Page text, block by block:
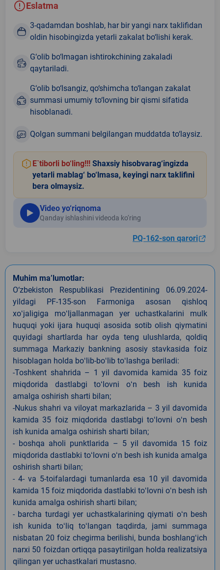
Eslatma
3-qadamdan boshlab, har bir yangi narx taklifidan
oldin hisobingizda yetarli zakalat bo‘lishi kerak.
G‘olib bo‘lmagan ishtirokchining zakaladi
qaytariladi.
G‘olib bo‘lsangiz, qo‘shimcha to‘langan zakalat
summasi umumiy to‘lovning bir qismi sifatida
hisoblanadi.
Qolgan summani belgilangan muddatda to‘laysiz.
E`tiborli bo‘ling!!! Shaxsiy hisobvarag‘ingizda
yetarli mablag‘ bo‘lmasa, keyingi narx taklifini
bera olmaysiz.
Video yo‘riqnoma
Qanday ishlashini videoda ko‘ring
PQ-162-son qarori
Muhim ma’lumotlar:
O‘zbekiston Respublikasi Prezidentining 06.09.2024-
yildagi PF-135-son Farmoniga asosan qishloq
xoʻjaligiga moʻljallanmagan yer uchastkalarini mulk
huquqi yoki ijara huquqi asosida sotib olish qiymatini
quyidagi shartlarda har oyda teng ulushlarda, qoldiq
summaga Markaziy bankning asosiy stavkasida foiz
hisoblagan holda boʻlib-boʻlib toʻlashga beriladi:
-Toshkent shahrida – 1 yil davomida kamida 35 foiz
miqdorida dastlabgi toʻlovni oʻn besh ish kunida
amalga oshirish sharti bilan;
-Nukus shahri va viloyat markazlarida – 3 yil davomida
kamida 35 foiz miqdorida dastlabgi toʻlovni oʻn besh
ish kunida amalga oshirish sharti bilan;
- boshqa aholi punktlarida – 5 yil davomida 15 foiz
miqdorida dastlabki toʻlovni oʻn besh ish kunida amalga
oshirish sharti bilan;
- 4- va 5-toifalardagi tumanlarda esa 10 yil davomida
kamida 15 foiz miqdorida dastlabki toʻlovni oʻn besh ish
kunida amalga oshirish sharti bilan;
- barcha turdagi yer uchastkalarining qiymati oʻn besh
ish kunida toʻliq toʻlangan taqdirda, jami summaga
nisbatan 20 foiz chegirma berilishi, bunda boshlangʻich
narxi 50 foizdan ortiqqa pasaytirilgan holda realizatsiya
qilingan yer uchastkalari mustasno.